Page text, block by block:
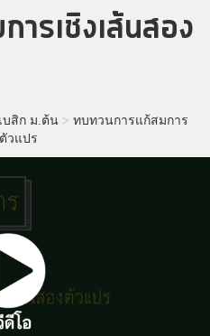
ารเชิงเส้นสอง
บสิก ม.ต้น > ทบทวนการแก้สมการ
วแปร